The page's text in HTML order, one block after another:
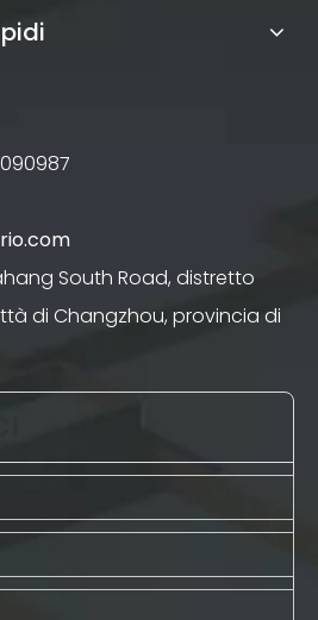
South Road, distretto
di Changzhou, provincia di